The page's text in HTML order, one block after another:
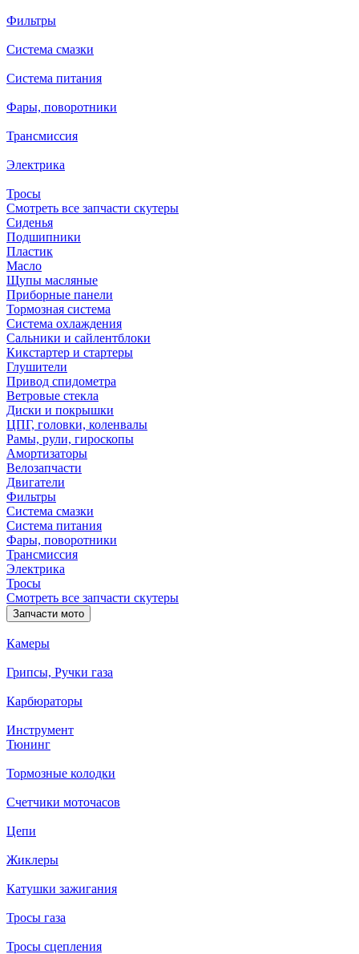
Фильтры
Система смазки
Система питания
Фары, поворотники
Трансмиссия
Электрика
Тросы
Смотреть все запчасти скутеры
Сиденья
Подшипники
Пластик
Масло
Щупы масляные
Приборные панели
Тормозная система
Система охлаждения
Сальники и сайлентблоки
Кикстартер и стартеры
Глушители
Привод спидометра
Ветровые стекла
Диски и покрышки
ЦПГ, головки, коленвалы
Рамы, рули, гироскопы
Амортизаторы
Велозапчасти
Двигатели
Фильтры
Система смазки
Система питания
Фары, поворотники
Трансмиссия
Электрика
Тросы
Смотреть все запчасти скутеры
Запчасти мото
Камеры
Грипсы, Ручки газа
Карбюраторы
Инструмент
Тюнинг
Тормозные колодки
Счетчики моточасов
Цепи
Жиклеры
Катушки зажигания
Тросы газа
Тросы сцепления